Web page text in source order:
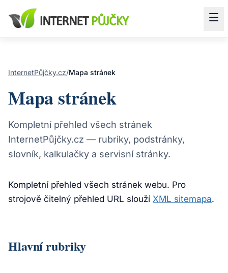
InternetPůjčky.cz/Mapa stránek
Mapa stránek
Kompletní přehled všech stránek
InternetPůjčky.cz — rubriky, podstránky,
slovník, kalkulačky a servisní stránky.
Kompletní přehled všech stránek webu. Pro
strojově čitelný přehled URL slouží XML sitemapa.
Hlavní rubriky